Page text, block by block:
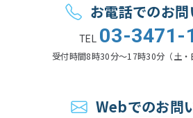
お電話でのお
TEL 03-3471-
受付時間8時30分〜17時30分（土・
Webでのお問